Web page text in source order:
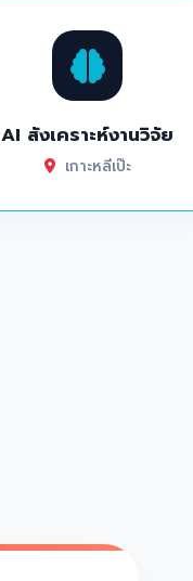
AI สังเคราะห์งานวิจัย
เกาะหลีเป๊ะ